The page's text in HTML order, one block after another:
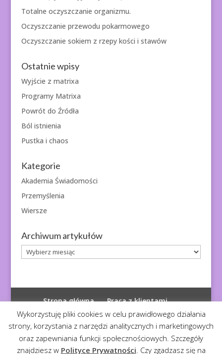
Totalne oczyszczanie organizmu.
Oczyszczanie przewodu pokarmowego
Oczyszczanie sokiem z rzepy kości i stawów
Ostatnie wpisy
Wyjście z matrixa
Programy Matrixa
Powrót do Źródła
Ból istnienia
Pustka i chaos
Kategorie
Akademia Świadomości
Przemyślenia
Wiersze
Archiwum artykułów
Archiwum
artykułów
Strona główna
Praca z klientami
Polityka prywatności
Wykorzystuję pliki cookies w celu prawidłowego działania
strony, korzystania z narzędzi analitycznych i marketingowych
oraz zapewniania funkcji społecznościowych. Szczegóły
znajdziesz w Polityce Prywatności. Czy zgadzasz się na